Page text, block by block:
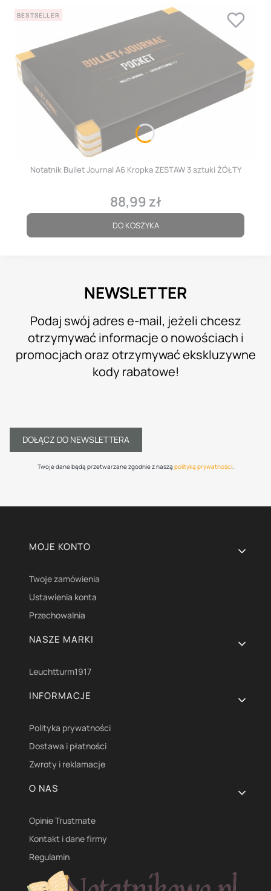
BESTSELLER
Notatnik Bullet Journal A6 Kropka ZESTAW 3 sztuki ŻÓŁTY
Cena
88,99 zł
DO KOSZYKA
NEWSLETTER
Podaj swój adres e-mail, jeżeli chcesz
otrzymywać informacje o nowościach i
promocjach oraz otrzymywać ekskluzywne
kody rabatowe!
DOŁĄCZ DO NEWSLETTERA
Twoje dane będą przetwarzane zgodnie z naszą polityką prywatności.
Linki w stopce
MOJE KONTO
Twoje zamówienia
Ustawienia konta
Przechowalnia
NASZE MARKI
Leuchtturm1917
INFORMACJE
Polityka prywatności
Dostawa i płatności
Zwroty i reklamacje
O NAS
Opinie Trustmate
Kontakt i dane firmy
Regulamin